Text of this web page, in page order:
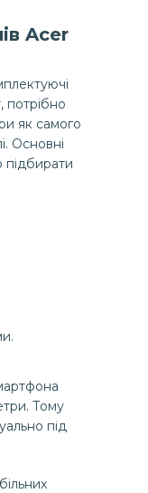
Acer
потрібно
як самого
Основні
підбирати
Тому
під